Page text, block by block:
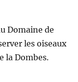
Domaine de
les oiseaux
la Dombes.